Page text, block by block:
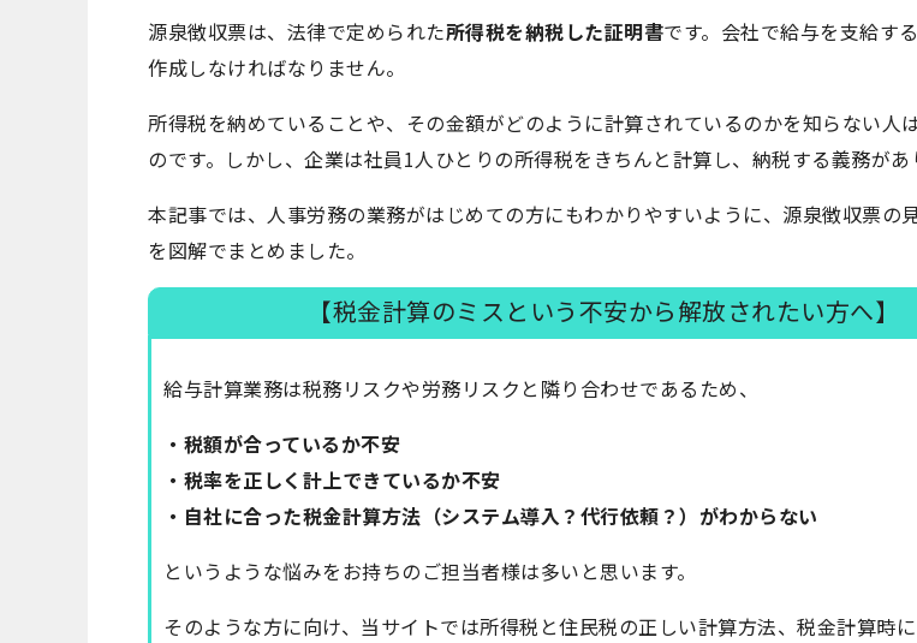
源泉徴収票は、法律で定められた所得税を納税した証明書です。会社で給与を支給す
作成しなければなりません。
所得税を納めていることや、その金額がどのように計算されているのかを知らない人
のです。しかし、企業は社員1人ひとりの所得税をきちんと計算し、納税する義務があ
本記事では、人事労務の業務がはじめての方にもわかりやすいように、源泉徴収票の
を図解でまとめました。
【税金計算のミスという不安から解放されたい方へ】
給与計算業務は税務リスクや労務リスクと隣り合わせであるため、
・税額が合っているか不安
・税率を正しく計上できているか不安
・自社に合った税金計算方法（システム導入？代行依頼？）がわからない
というような悩みをお持ちのご担当者様は多いと思います。
そのような方に向け、当サイトでは所得税と住民税の正しい計算方法、税金計算時